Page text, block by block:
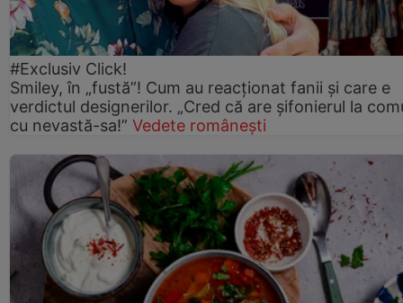
#Exclusiv Click!
Smiley, în „fustă”! Cum au reacționat fanii și care e
verdictul designerilor. „Cred că are șifonierul la
cu nevastă-sa!” Vedete românești